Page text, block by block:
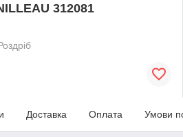
312081
Доставка Оплата Умови